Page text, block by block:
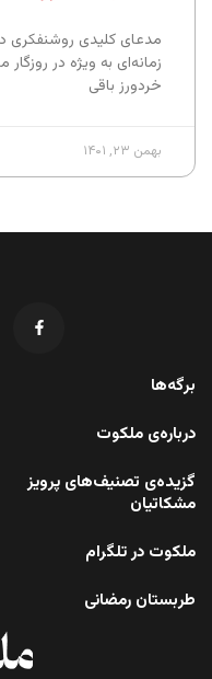
مدعای کلیدی روشنفکری
زمانه‌ای به ویژه در
خردورز باقی
بهمن ۲۳, ۱۴۰۱
برگه‌ها
درباره‌ی ملکوت
گزیده‌ی تصنیف‌های پرویز
مشکاتیان
ملکوت در تلگرام
طربستان رمضانی